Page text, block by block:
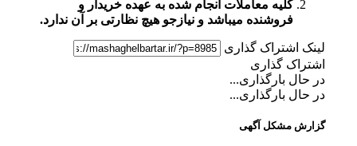
کلیه معاملات انجام شده به عهده خریدار و
فروشنده میباشد و نیازجو هیچ نظارتی بر آن ندارد.
لینک اشتراک گذاری
اشتراک گذاری
در حال بارگذاری...
در حال بارگذاری...
گزارش مشکل آگهی